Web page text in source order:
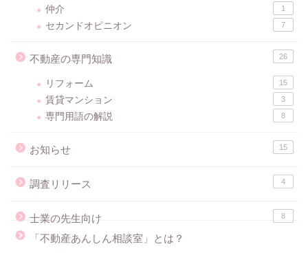
仲介 1
セカンドオピニオン 7
不動産の専門知識 26
リフォーム 15
賃貸マンション 3
専門用語の解説 8
お知らせ 15
調査リリース 4
士業の先生向け 8
「不動産あんしん相談室」とは？